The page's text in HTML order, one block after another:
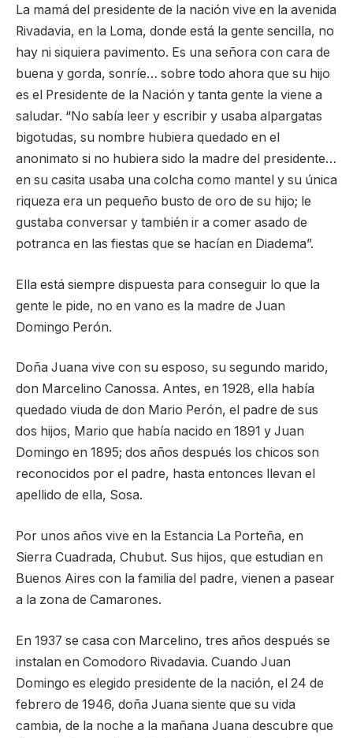
La mamá del presidente de la nación vive en la avenida
Rivadavia, en la Loma, donde está la gente sencilla, no
hay ni siquiera pavimento. Es una señora con cara de
buena y gorda, sonríe… sobre todo ahora que su hijo
es el Presidente de la Nación y tanta gente la viene a
saludar. “No sabía leer y escribir y usaba alpargatas
bigotudas, su nombre hubiera quedado en el
anonimato si no hubiera sido la madre del presidente…
en su casita usaba una colcha como mantel y su única
riqueza era un pequeño busto de oro de su hijo; le
gustaba conversar y también ir a comer asado de
potranca en las fiestas que se hacían en Diadema”.
Ella está siempre dispuesta para conseguir lo que la
gente le pide, no en vano es la madre de Juan
Domingo Perón.
Doña Juana vive con su esposo, su segundo marido,
don Marcelino Canossa. Antes, en 1928, ella había
quedado viuda de don Mario Perón, el padre de sus
dos hijos, Mario que había nacido en 1891 y Juan
Domingo en 1895; dos años después los chicos son
reconocidos por el padre, hasta entonces llevan el
apellido de ella, Sosa.
Por unos años vive en la Estancia La Porteña, en
Sierra Cuadrada, Chubut. Sus hijos, que estudian en
Buenos Aires con la familia del padre, vienen a pasear
a la zona de Camarones.
En 1937 se casa con Marcelino, tres años después se
instalan en Comodoro Rivadavia. Cuando Juan
Domingo es elegido presidente de la nación, el 24 de
febrero de 1946, doña Juana siente que su vida
cambia, de la noche a la mañana Juana descubre que